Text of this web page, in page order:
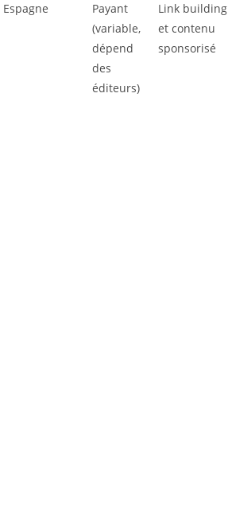
Espagne
Payant
(variable,
dépend
des
éditeurs)
Link building
et contenu
sponsorisé